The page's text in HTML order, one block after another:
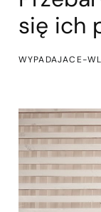
się ich
WYPADAJACE-